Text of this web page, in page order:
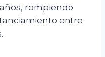
rompiendo
entre